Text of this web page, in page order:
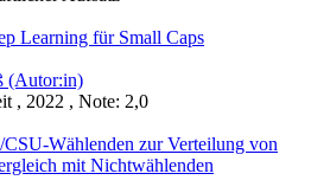
Learning für Small Caps
(Autor:in)
, 2022 , Note: 2,0
Wählenden zur Verteilung von
mit Nichtwählenden